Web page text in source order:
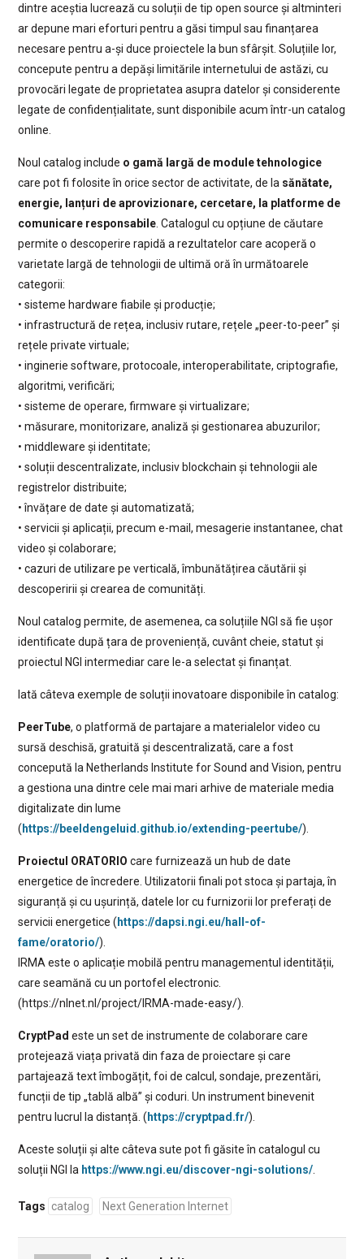
dintre aceștia lucrează cu soluții de tip open source și altminteri
ar depune mari eforturi pentru a găsi timpul sau finanțarea
necesare pentru a-și duce proiectele la bun sfârșit. Soluțiile lor,
concepute pentru a depăși limitările internetului de astăzi, cu
provocări legate de proprietatea asupra datelor și considerente
legate de confidențialitate, sunt disponibile acum într-un catalog
online.
Noul catalog include o gamă largă de module tehnologice
care pot fi folosite în orice sector de activitate, de la sănătate,
energie, lanțuri de aprovizionare, cercetare, la platforme de
comunicare responsabile. Catalogul cu opțiune de căutare
permite o descoperire rapidă a rezultatelor care acoperă o
varietate largă de tehnologii de ultimă oră în următoarele
categorii:
• sisteme hardware fiabile și producție;
• infrastructură de rețea, inclusiv rutare, rețele „peer-to-peer” și
rețele private virtuale;
• inginerie software, protocoale, interoperabilitate, criptografie,
algoritmi, verificări;
• sisteme de operare, firmware și virtualizare;
• măsurare, monitorizare, analiză și gestionarea abuzurilor;
• middleware și identitate;
• soluții descentralizate, inclusiv blockchain și tehnologii ale
registrelor distribuite;
• învățare de date și automatizată;
• servicii și aplicații, precum e-mail, mesagerie instantanee, chat
video și colaborare;
• cazuri de utilizare pe verticală, îmbunătățirea căutării și
descoperirii și crearea de comunități.
Noul catalog permite, de asemenea, ca soluțiile NGI să fie ușor
identificate după țara de proveniență, cuvânt cheie, statut și
proiectul NGI intermediar care le-a selectat și finanțat.
Iată câteva exemple de soluții inovatoare disponibile în catalog:
PeerTube, o platformă de partajare a materialelor video cu
sursă deschisă, gratuită și descentralizată, care a fost
concepută la Netherlands Institute for Sound and Vision, pentru
a gestiona una dintre cele mai mari arhive de materiale media
digitalizate din lume
( https://beeldengeluid.github.io/extending-peertube/).
Proiectul ORATORIO care furnizează un hub de date
energetice de încredere. Utilizatorii finali pot stoca și partaja, în
siguranță și cu ușurință, datele lor cu furnizorii lor preferați de
servicii energetice ( https://dapsi.ngi.eu/hall-of-
fame/oratorio/).
IRMA este o aplicație mobilă pentru managementul identității,
care seamănă cu un portofel electronic.
(https://nlnet.nl/project/IRMA-made-easy/).
CryptPad este un set de instrumente de colaborare care
protejează viața privată din faza de proiectare și care
partajează text îmbogățit, foi de calcul, sondaje, prezentări,
funcții de tip „tablă albă” și coduri. Un instrument binevenit
pentru lucrul la distanță. ( https://cryptpad.fr/).
Aceste soluții și alte câteva sute pot fi găsite în catalogul cu
soluții NGI la https://www.ngi.eu/discover-ngi-solutions/.
Tags catalog Next Generation Internet